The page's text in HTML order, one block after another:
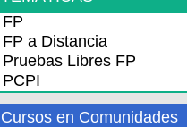
FP
FP a Distancia
Pruebas Libres FP
PCPI
Cursos en Comunidades